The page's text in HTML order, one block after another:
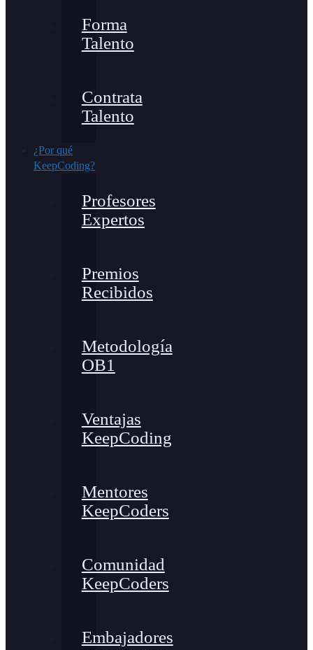
Forma
Talento
Contrata
Talento
¿Por qué
KeepCoding?
Profesores
Expertos
Premios
Recibidos
Metodología
OB1
Ventajas
KeepCoding
Mentores
KeepCoders
Comunidad
KeepCoders
Embajadores